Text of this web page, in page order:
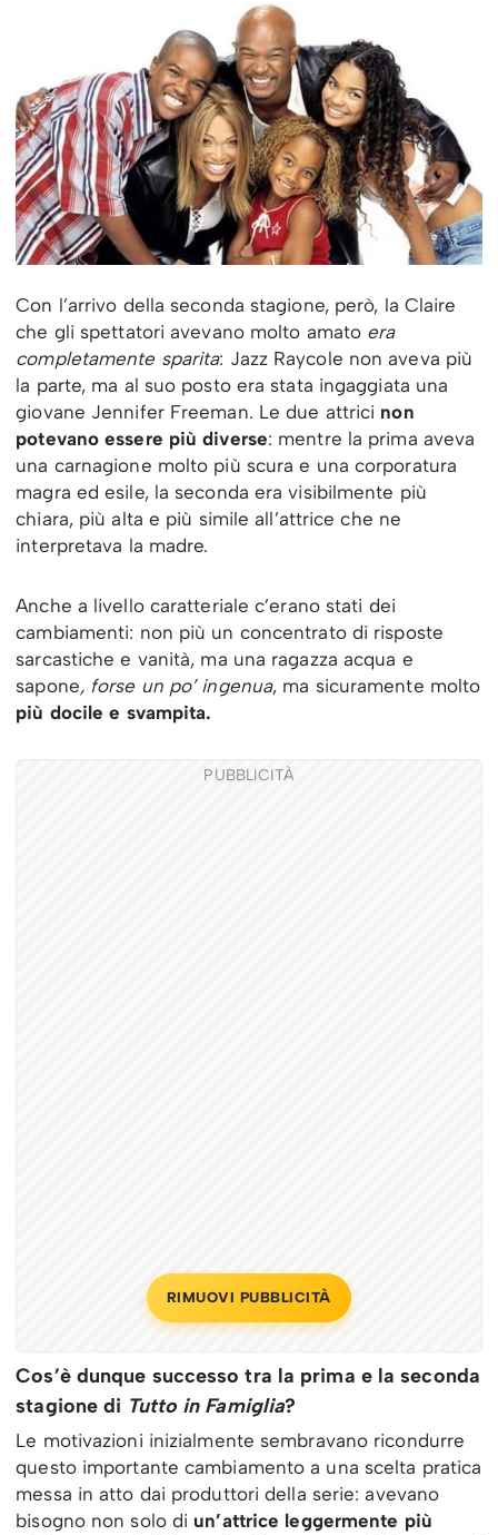
Con l’arrivo della seconda stagione, però, la Claire
che gli spettatori avevano molto amato era
completamente sparita: Jazz Raycole non aveva più
la parte, ma al suo posto era stata ingaggiata una
giovane Jennifer Freeman. Le due attrici non
potevano essere più diverse: mentre la prima aveva
una carnagione molto più scura e una corporatura
magra ed esile, la seconda era visibilmente più
chiara, più alta e più simile all’attrice che ne
interpretava la madre.
Anche a livello caratteriale c’erano stati dei
cambiamenti: non più un concentrato di risposte
sarcastiche e vanità, ma una ragazza acqua e
sapone, forse un po’ ingenua, ma sicuramente molto
più docile e svampita.
PUBBLICITÀ
RIMUOVI PUBBLICITÀ
Cos’è dunque successo tra la prima e la seconda
stagione di Tutto in Famiglia?
Le motivazioni inizialmente sembravano ricondurre
questo importante cambiamento a una scelta pratica
messa in atto dai produttori della serie: avevano
bisogno non solo di un’attrice leggermente più